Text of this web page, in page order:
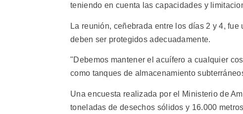
teniendo en cuenta las capacidades y
La reunión, ceñebrada entre los días 2 y 4,
deben ser protegidos adecuadamente.
"Debemos mantener el acuífero a cualquier
como tanques de almacenamiento
Una encuesta realizada por el Ministerio de
toneladas de desechos sólidos y 16.000